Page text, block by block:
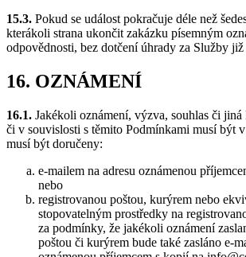
15.3. Pokud se událost pokračuje déle než
kterákoli strana ukončit zakázku písemným
odpovědnosti, bez dotčení úhrady za Služby
16. OZNÁMENÍ
16.1. Jakékoli oznámení, výzva, souhlas či
či v souvislosti s těmito Podmínkami musí být
musí být doručeny:
e-mailem na adresu oznámenou
nebo
registrovanou poštou, kurýrem nebo
stopovatelným prostředky na
za podmínky, že jakékoli oznámení
poštou či kurýrem bude také zasláno e-